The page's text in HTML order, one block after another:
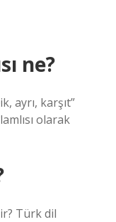
ne?
ayrı, karşıt”
olarak
Türk dil